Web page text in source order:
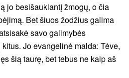
jo besišaukiantį žmogų, o čia
Bet šiuos žodžius galima
savo galimybės
Jo evangelinė malda: Tėve,
šią taurę, bet tebus ne kaip aš